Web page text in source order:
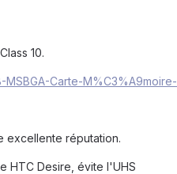
10.
Carte-
excellente réputation.
HTC Desire, évite l'UHS